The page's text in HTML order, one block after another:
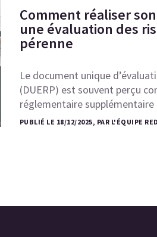
Comment réaliser
une évaluation des
pérenne
Le document unique
(DUERP) est souvent perçu
réglementaire
PUBLIÉ LE 18/12/2025, PAR L'ÉQUIPE